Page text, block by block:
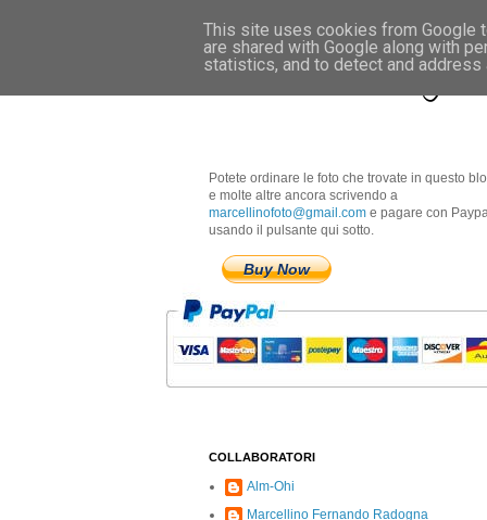
Marcellino
Potete ordinare le foto che trovate in questo
e molte altre ancora scrivendo a
marcellinofoto@gmail.com e pagare con
usando il pulsante qui sotto.
Buy Now
COLLABORATORI
Alm-Ohi
Marcellino Fernando Radogna
This site uses cookies from Google
are shared with Google along with
statistics, and to detect and address